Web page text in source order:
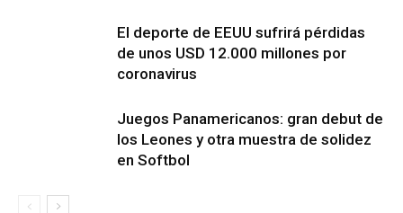
El deporte de EEUU sufrirá pérdidas
de unos USD 12.000 millones por
coronavirus
Juegos Panamericanos: gran debut de
los Leones y otra muestra de solidez
en Softbol